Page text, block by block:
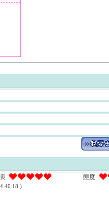
態度
)